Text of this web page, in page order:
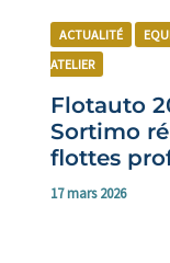
ACTUALITÉ
ATELIER
Flotauto
Sortimo
flottes
17 mars 2026